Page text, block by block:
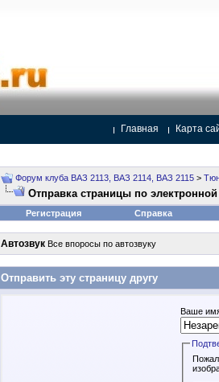
Главная Карта
Форум клуба ВАЗ 2113, ВАЗ 2114, ВАЗ 2115 >
Отправка страницы по электронной
Регистрация Справка
Автозвук Все впоросы по автозвуку
Отправить эту страницу другу
Ваше